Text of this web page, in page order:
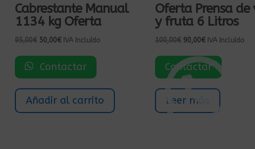
Cabrestante Manual
1134 kg Oferta
95,00€ El
original
50,00€El
actual
IVA Incluído
Contactar
Añadir al carrito
Oferta Prensa de
y fruta 6 Litros
100,00€ El
original
era:
90,00€El
actual
IVA Incluído
Contactar
Leer más